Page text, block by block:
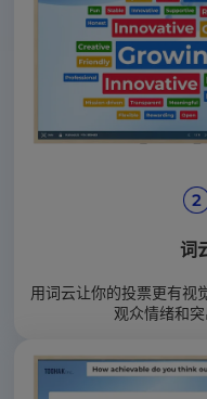
词
用词云让你的投票更有视
观众情绪和突